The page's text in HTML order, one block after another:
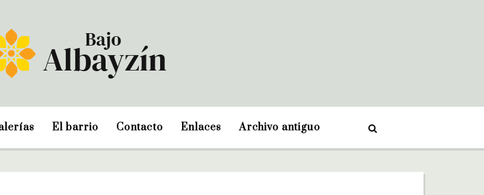
El barrio Contacto Enlaces Archivo antiguo